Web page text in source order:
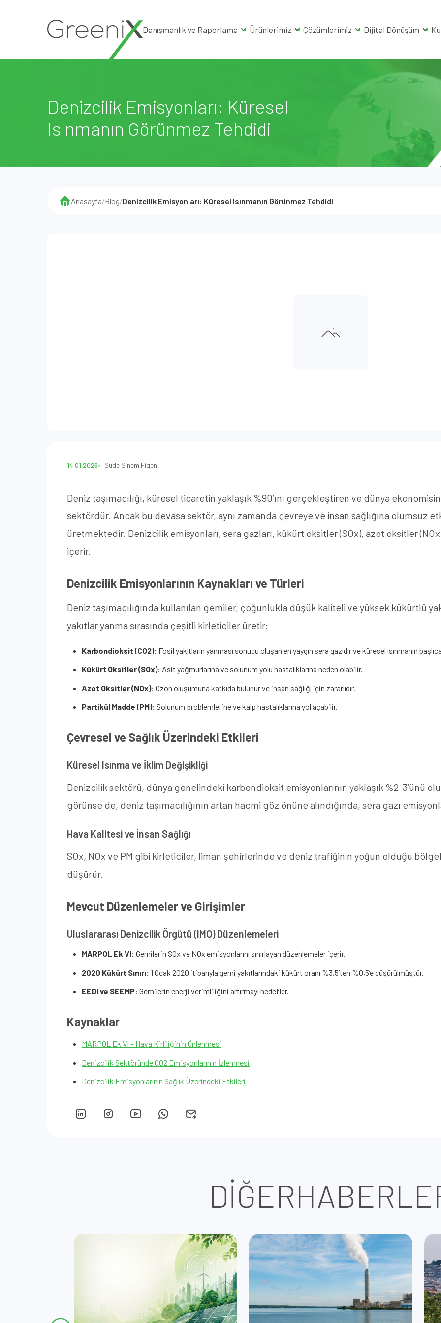
Danışmanlık ve Raporlama Ürünlerimiz Çözümlerimiz Dijital Dönüşüm
Denizcilik Emisyonları: Küresel
Isınmanın Görünmez Tehdidi
Anasayfa/Blog/Denizcilik Emisyonları: Küresel Isınmanın Görünmez Tehdidi
14.01.2026 Sude Sinem Figen
Deniz taşımacılığı, küresel ticaretin yaklaşık %90’ını gerçekleştiren ve dünya
sektördür. Ancak bu devasa sektör, aynı zamanda çevreye ve insan sağlığına olumsuz
üretmektedir. Denizcilik emisyonları, sera gazları, kükürt oksitler (SOx), azot oksitler
içerir.
Denizcilik Emisyonlarının Kaynakları ve Türleri
Deniz taşımacılığında kullanılan gemiler, çoğunlukla düşük kaliteli ve yüksek kükürtlü
yakıtlar yanma sırasında çeşitli kirleticiler üretir:
Karbondioksit (CO2): Fosil yakıtların yanması sonucu oluşan en yaygın sera gazıdır ve küresel ısınmanın
Kükürt Oksitler (SOx): Asit yağmurlarına ve solunum yolu hastalıklarına neden olabilir.
Azot Oksitler (NOx): Ozon oluşumuna katkıda bulunur ve insan sağlığı için zararlıdır.
Partikül Madde (PM): Solunum problemlerine ve kalp hastalıklarına yol açabilir.
Çevresel ve Sağlık Üzerindeki Etkileri
Küresel Isınma ve İklim Değişikliği
Denizcilik sektörü, dünya genelindeki karbondioksit emisyonlarının yaklaşık %2-3’ünü
görünse de, deniz taşımacılığının artan hacmi göz önüne alındığında, sera gazı
Hava Kalitesi ve İnsan Sağlığı
SOx, NOx ve PM gibi kirleticiler, liman şehirlerinde ve deniz trafiğinin yoğun olduğu
düşürür.
Mevcut Düzenlemeler ve Girişimler
Uluslararası Denizcilik Örgütü (IMO) Düzenlemeleri
MARPOL Ek VI: Gemilerin SOx ve NOx emisyonlarını sınırlayan düzenlemeler içerir.
2020 Kükürt Sınırı: 1 Ocak 2020 itibarıyla gemi yakıtlarındaki kükürt oranı %3,5’ten %0,5’e düşürülmüştür.
EEDI ve SEEMP: Gemilerin enerji verimliliğini artırmayı hedefler.
Kaynaklar
MARPOL Ek VI – Hava Kirliliğinin Önlenmesi
Denizcilik Sektöründe CO2 Emisyonlarının İzlenmesi
Denizcilik Emisyonlarının Sağlık Üzerindeki Etkileri
DİĞER